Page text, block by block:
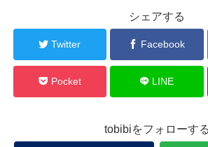
シェアする
Twitter Facebook
Pocket LINE
tobibiをフォローする